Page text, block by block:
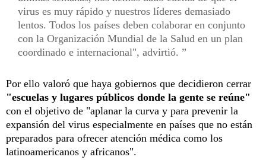
virus es muy rápido y nuestros líderes demasiado
lentos. Todos los países deben colaborar en conjunto
con la Organización Mundial de la Salud en un plan
coordinado e internacional", advirtió.
Por ello valoró que haya gobiernos que decidieron cerrar
"escuelas y lugares públicos donde la gente se reúne"
con el objetivo de "aplanar la curva y para prevenir la
expansión del virus especialmente en países que no están
preparados para ofrecer atención médica como los
latinoamericanos y africanos".